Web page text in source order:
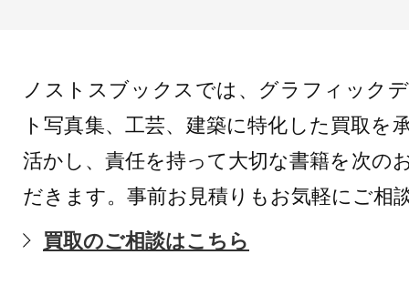
ノストスブックスでは、グラフィック
ト写真集、工芸、建築に特化した買取を
活かし、責任を持って大切な書籍を次の
だきます。事前お見積りもお気軽にご相
買取のご相談はこちら